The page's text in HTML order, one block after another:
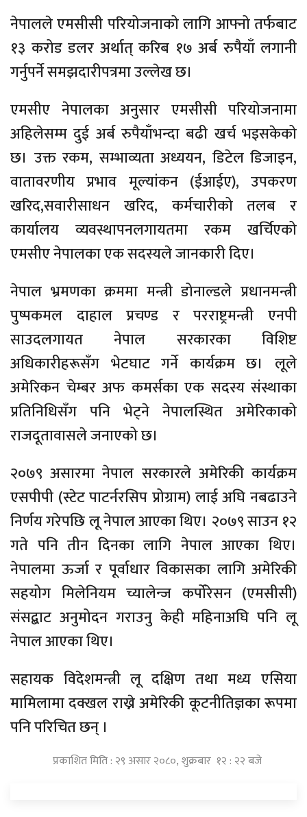
नेपालले एमसीसी परियोजनाको लागि आफ्नो तर्फबाट
१३ करोड डलर अर्थात् करिब १७ अर्ब रुपैयाँ लगानी
गर्नुपर्ने समझदारीपत्रमा उल्लेख छ।
एमसीए नेपालका अनुसार एमसीसी परियोजनामा
अहिलेसम्म दुई अर्ब रुपैयाँभन्दा बढी खर्च भइसकेको
छ। उक्त रकम, सम्भाव्यता अध्ययन, डिटेल डिजाइन,
वातावरणीय प्रभाव मूल्यांकन (ईआईए), उपकरण
खरिद,सवारीसाधन खरिद, कर्मचारीको तलब र
कार्यालय व्यवस्थापनलगायतमा रकम खर्चिएको
एमसीए नेपालका एक सदस्यले जानकारी दिए।
नेपाल भ्रमणका क्रममा मन्त्री डोनाल्डले प्रधानमन्त्री
पुष्पकमल दाहाल प्रचण्ड र परराष्ट्रमन्त्री एनपी
साउदलगायत नेपाल सरकारका विशिष्ट
अधिकारीहरूसँग भेटघाट गर्ने कार्यक्रम छ। लूले
अमेरिकन चेम्बर अफ कमर्सका एक सदस्य संस्थाका
प्रतिनिधिसँग पनि भेट्ने नेपालस्थित अमेरिकाको
राजदूतावासले जनाएको छ।
२०७९ असारमा नेपाल सरकारले अमेरिकी कार्यक्रम
एसपीपी (स्टेट पाटर्नरसिप प्रोग्राम) लाई अघि नबढाउने
निर्णय गरेपछि लू नेपाल आएका थिए। २०७९ साउन १२
गते पनि तीन दिनका लागि नेपाल आएका थिए।
नेपालमा ऊर्जा र पूर्वाधार विकासका लागि अमेरिकी
सहयोग मिलेनियम च्यालेन्ज कर्पोरेसन (एमसीसी)
संसद्बाट अनुमोदन गराउनु केही महिनाअघि पनि लू
नेपाल आएका थिए।
सहायक विदेशमन्त्री लू दक्षिण तथा मध्य एसिया
मामिलामा दक्खल राख्ने अमेरिकी कूटनीतिज्ञका रूपमा
पनि परिचित छन् ।
प्रकाशित मिति : २९ असार २०८०, शुक्रबार १२ : २२ बजे